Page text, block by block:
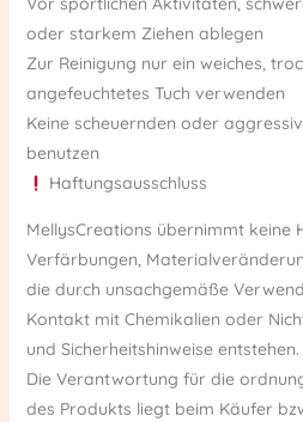
oder starkem Ziehen ablegen
Zur Reinigung nur ein weiches,
angefeuchtetes Tuch verwenden
Keine scheuernden oder
benutzen
Haftungsausschluss
MellysCreations übernimmt keine
Verfärbungen,
die durch unsachgemäße
Kontakt mit Chemikalien oder
und Sicherheitshinweise entstehen.
Die Verantwortung für die
des Produkts liegt beim Käufer